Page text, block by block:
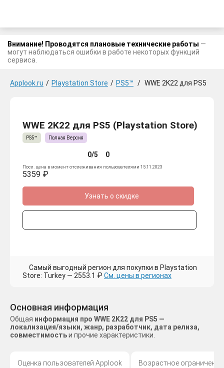
Внимание! Проводятся плановые технические работы —
могут наблюдаться ошибки в работе некоторых функций
сервиса.
Applook.ru / Playstation Store / PS5™ / WWE 2K22 для PS5
WWE 2K22 для PS5 (Playstation Store)
PS5™ Полная Версия
0/5 0
Посл. цена в момент отслеживания пользователями 15.11.2023
5359 ₽
Узнать о скидке
Самый выгодный регион для покупки в Playstation
Store: Turkey — 2553.1 ₽ См. цены в регионах
Основная информация
Общая информация про WWE 2K22 для PS5 —
локализация/языки, жанр, разработчик, дата релиза,
совместимостьи прочие характеристики.
Оценка пользователей Applook
Возрастное ограничение